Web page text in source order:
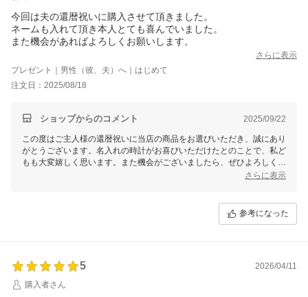
今回は夫の還暦祝いに購入させて頂きました。
ネームも入れて頂き本人とても喜んでいました。
また機会があればよろしくお願いします。
さらに表示
プレゼント｜男性（彼、夫）へ｜はじめて
注文日：2025/08/18
ショップからのコメント 2025/09/22
この度はご主人様の還暦祝いに当店の商品をお選びいただき、誠にあり
がとうございます。名入れの時計がお喜びいただけたとのことで、私ど
もも大変嬉しく思います。また機会がございましたら、ぜひよろしくお
願いいたします。素敵なレビューをいただき感謝申し上げます。さらに表示
参考になった
5
2026/04/11
購入者さん